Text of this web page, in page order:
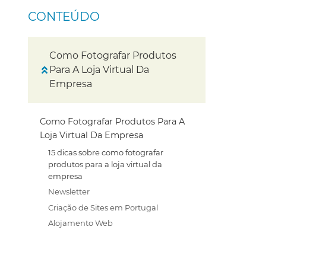
CONTEÚDO
Como Fotografar Produtos
Para A Loja Virtual Da
Empresa
Como Fotografar Produtos Para A
Loja Virtual Da Empresa
15 dicas sobre como fotografar
produtos para a loja virtual da
empresa
Newsletter
Criação de Sites em Portugal
Alojamento Web